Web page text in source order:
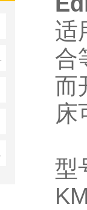
适
合
而
床
型